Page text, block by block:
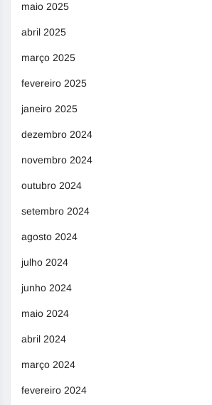
maio 2025
abril 2025
março 2025
fevereiro 2025
janeiro 2025
dezembro 2024
novembro 2024
outubro 2024
setembro 2024
agosto 2024
julho 2024
junho 2024
maio 2024
abril 2024
março 2024
fevereiro 2024